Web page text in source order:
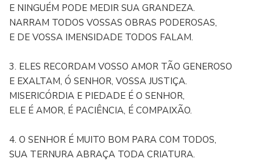
E NINGUÉM PODE MEDIR SUA GRANDEZA.
NARRAM TODOS VOSSAS OBRAS PODEROSAS,
E DE VOSSA IMENSIDADE TODOS FALAM.
3. ELES RECORDAM VOSSO AMOR TÃO GENEROSO
E EXALTAM, Ó SENHOR, VOSSA JUSTIÇA.
MISERICÓRDIA E PIEDADE É O SENHOR,
ELE É AMOR, É PACIÊNCIA, É COMPAIXÃO.
4. O SENHOR É MUITO BOM PARA COM TODOS,
SUA TERNURA ABRAÇA TODA CRIATURA.